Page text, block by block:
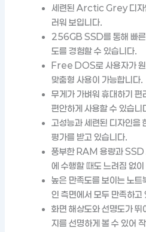
세련된 Arctic Grey 디자
러워 보입니다.
256GB SSD를 통해 빠른
도를 경험할 수 있습니다.
Free DOS로 사용자가 원
맞춤형 사용이 가능합니다.
무게가 가벼워 휴대하기
편안하게 사용할 수 있습니
고성능과 세련된 디자인을
평가를 받고 있습니다.
풍부한 RAM 용량과 SSD
에 수행할 때도 느려짐 없
높은 만족도를 보이는 노
인 측면에서 모두 만족하고
화면 해상도와 선명도가 뛰
지를 선명하게 볼 수 있어